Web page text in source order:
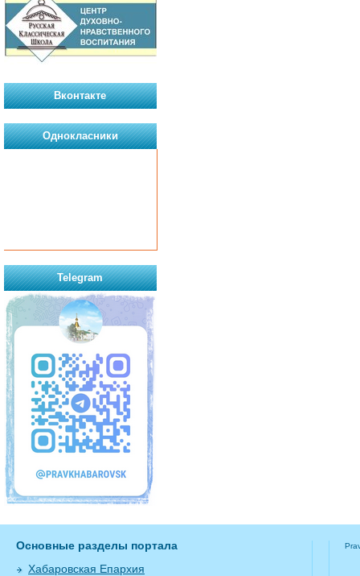
Вконтакте
Однокласники
Telegram
Основные разделы портала
Хабаровская Епархия